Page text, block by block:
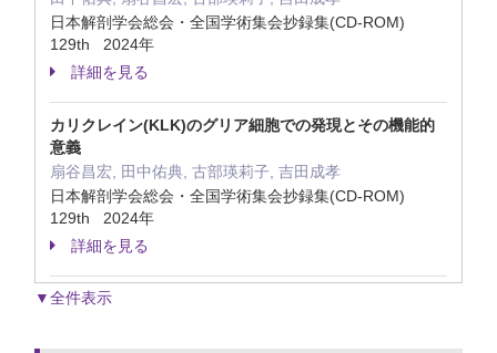
日本解剖学会総会・全国学術集会抄録集(CD-ROM)
129th 2024年
詳細を見る
カリクレイン(KLK)のグリア細胞での発現とその機能的
意義
扇谷昌宏, 田中佑典, 古部瑛莉子, 吉田成孝
日本解剖学会総会・全国学術集会抄録集(CD-ROM)
129th 2024年
詳細を見る
▼全件表示